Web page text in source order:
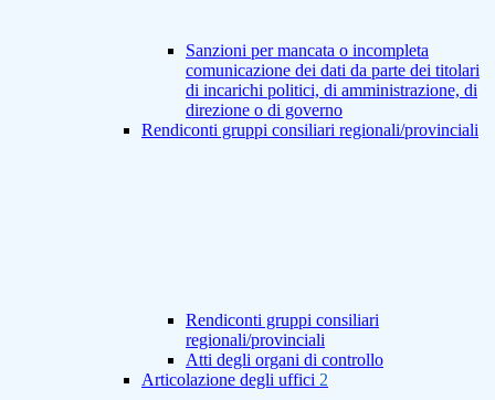
Sanzioni per mancata o incompleta
comunicazione dei dati da parte dei titolari
di incarichi politici, di amministrazione, di
direzione o di governo
Rendiconti gruppi consiliari regionali/provinciali
Rendiconti gruppi consiliari
regionali/provinciali
Atti degli organi di controllo
Articolazione degli uffici 2